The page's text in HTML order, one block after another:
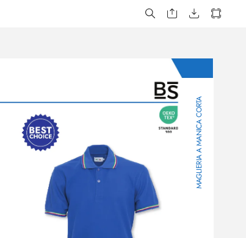
MA
GLIERIA A MANICA CORT
A